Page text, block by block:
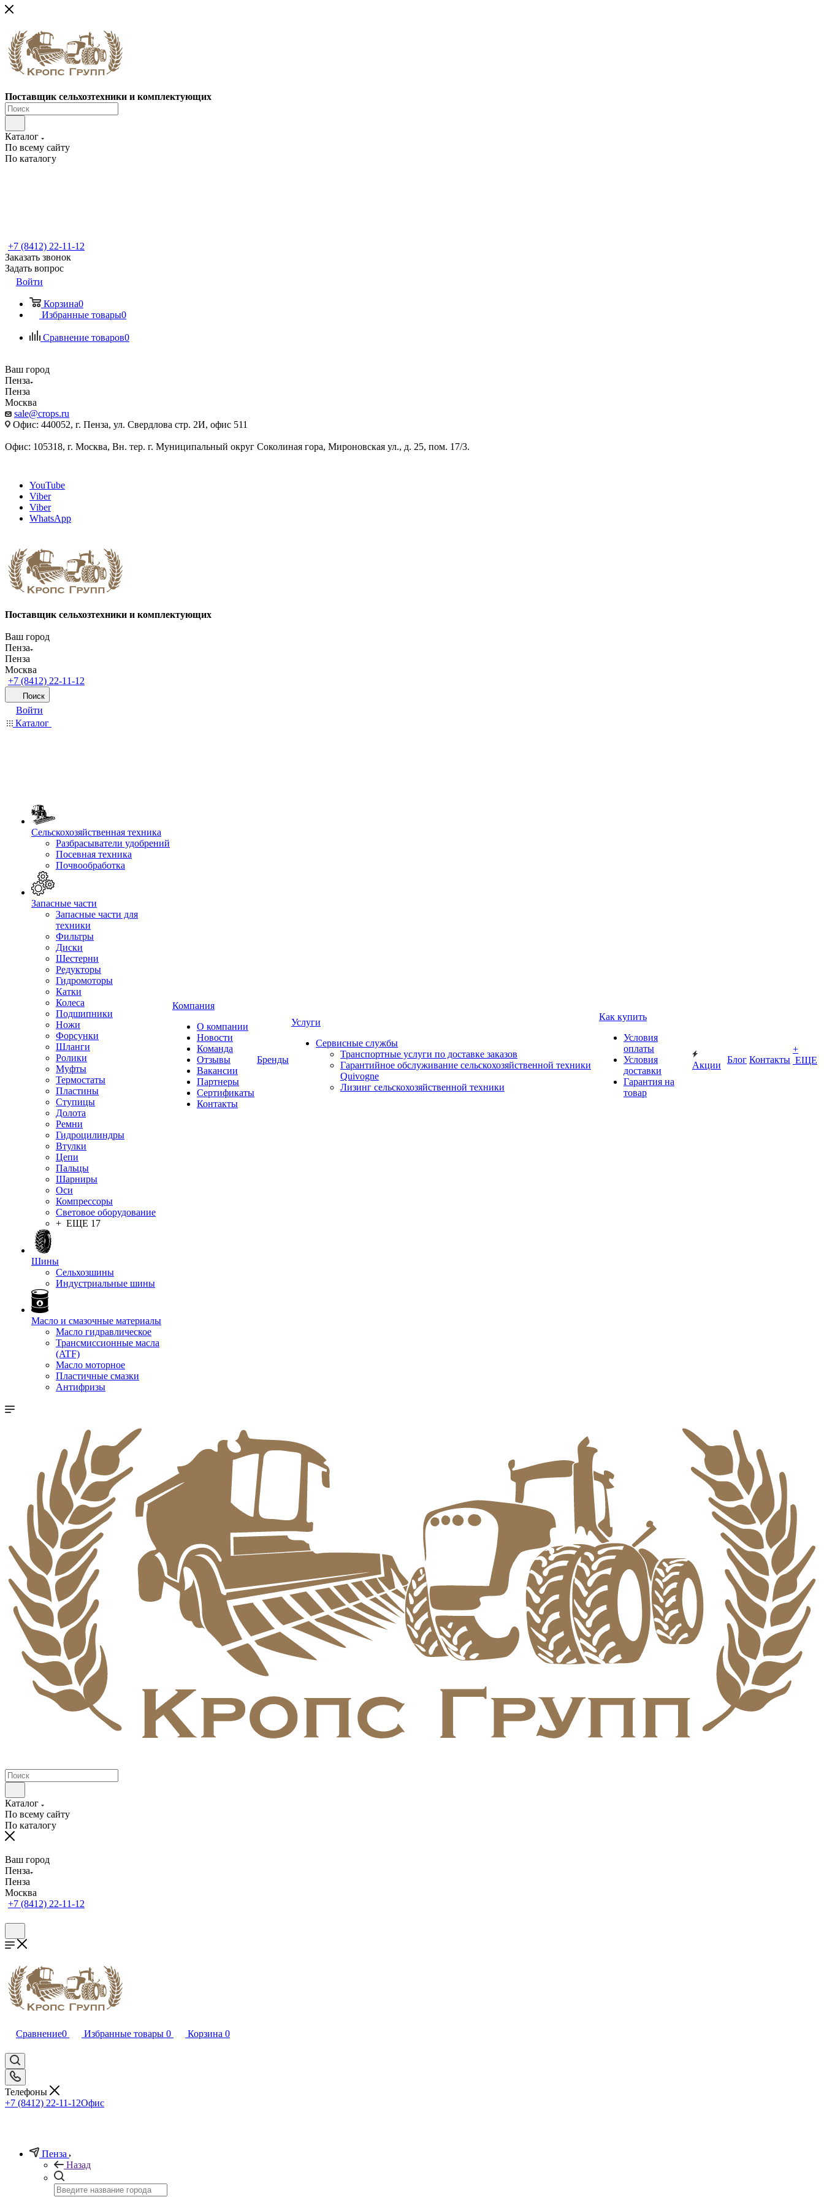
Поставщик сельхозтехники и комплектующих
Каталог
По всему сайту
По каталогу
+7 (8412) 22-11-12
Заказать звонок
Задать вопрос
Войти
Корзина0
Избранные товары0
Сравнение товаров0
Ваш город
Пенза
Пенза
Москва
sale@crops.ru
Офис: 440052, г. Пенза, ул. Свердлова стр. 2И, офис 511
Офис: 105318, г. Москва, Вн. тер. г. Муниципальный округ Соколиная гора, Мироновская ул., д. 25, пом. 17/3.
YouTube
Viber
Viber
WhatsApp
Поставщик сельхозтехники и комплектующих
Ваш город
Пенза
Пенза
Москва
+7 (8412) 22-11-12
Поиск
Войти
Каталог
Сельскохозяйственная техника
Разбрасыватели удобрений
Посевная техника
Почвообработка
Запасные части
Запасные части для
техники
Фильтры
Диски
Шестерни
Редукторы
Гидромоторы
Катки
Колеса
Подшипники
Ножи
Форсунки
Шланги
Ролики
Муфты
Термостаты
Пластины
Ступицы
Долота
Ремни
Гидроцилиндры
Втулки
Цепи
Пальцы
Шарниры
Оси
Компрессоры
Световое оборудование
+ ЕЩЕ 17
Шины
Сельхозшины
Индустриальные шины
Масло и смазочные материалы
Масло гидравлическое
Трансмиссионные масла
(ATF)
Масло моторное
Пластичные смазки
Антифризы
Компания
О компании
Новости
Команда
Отзывы
Вакансии
Партнеры
Сертификаты
Контакты
Бренды
Услуги
Сервисные службы
Транспортные услуги по доставке заказов
Гарантийное обслуживание сельскохозяйственной техники
Quivogne
Лизинг сельскохозяйственной техники
Как купить
Условия
оплаты
Условия
доставки
Гарантия на
товар
Акции
Блог Контакты
+
ЕЩЕ
Каталог
По всему сайту
По каталогу
Ваш город
Пенза
Пенза
Москва
+7 (8412) 22-11-12
Сравнение0 Избранные товары 0 Корзина 0
Телефоны
+7 (8412) 22-11-12Офис
Пенза
Назад